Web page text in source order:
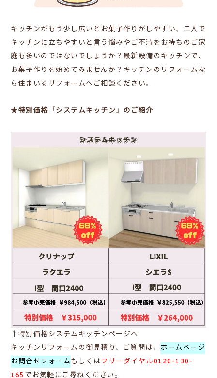
キッチンがもう少し広いとお菓子作りがしやすい、二人で
キッチンに立ちやすいと言う悩みやご不満をお持ちのご家
庭も多いのではないでしょうか？最新設備のキッチンで、
お菓子作りを始めてみませんか？キッチンのリフォームな
ら住まいるリフォームへご相談ください。
★特別価格「システムキッチン」のご紹介
↑特別価格システムキッチンページへ
キッチン リフォームの御見積り、ご質問は、 ホームページ
お問合せフォームもしくはフリーダイヤル0120-130-
165 でお気軽にご尋ねください。